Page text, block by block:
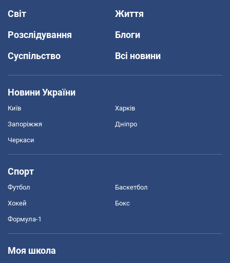
Світ
Життя
Розслідування
Блоги
Суспільство
Всі новини
Новини України
Київ Харків
Запоріжжя Дніпро
Черкаси
Спорт
Футбол Баскетбол
Хокей Бокс
Формула-1
Моя школа